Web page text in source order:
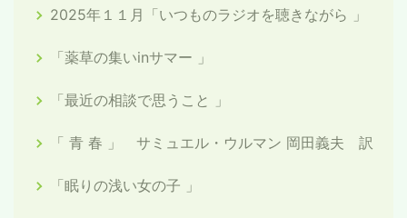
2025年１１月「いつものラジオを聴きながら 」
「薬草の集いinサマー 」
「最近の相談で思うこと 」
「 青 春 」 サミュエル・ウルマン 岡田義夫 訳
「眠りの浅い女の子 」